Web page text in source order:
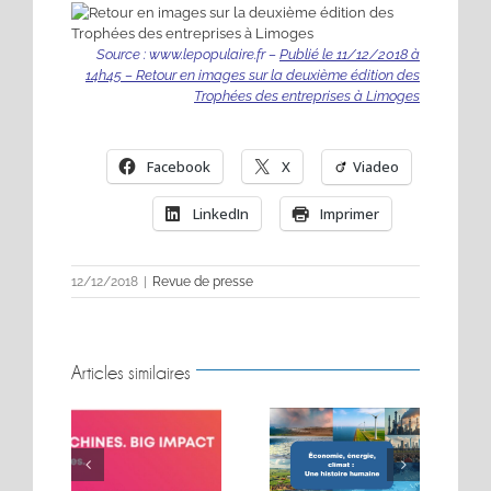
Source : www.lepopulaire.fr – Publié le 11/12/2018 à
14h45 – Retour en images sur la deuxième édition des
Trophées des entreprises à Limoges
Facebook X Viadeo
LinkedIn Imprimer
12/12/2018 | Revue de presse
Articles similaires